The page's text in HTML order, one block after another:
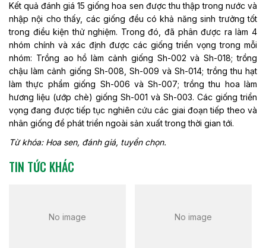
Kết quả đánh giá 15 giống hoa sen được thu thập trong nước và
nhập nội cho thấy, các giống đều có khả năng sinh trưởng tốt
trong điều kiện thử nghiệm. Trong đó, đã phân được ra làm 4
nhóm chính và xác định được các giống triển vọng trong mỗi
nhóm: Trồng ao hồ làm cảnh giống Sh-002 và Sh-018; trồng
chậu làm cảnh giống Sh-008, Sh-009 và Sh-014; trồng thu hạt
làm thực phẩm giống Sh-006 và Sh-007; trồng thu hoa làm
hương liệu (ướp chè) giống Sh-001 và Sh-003. Các giống triển
vọng đang được tiếp tục nghiên cứu các giai đoạn tiếp theo và
nhân giống để phát triển ngoài sản xuất trong thời gian tới.
Từ khóa: Hoa sen, đánh giá, tuyển chọn.
TIN TỨC KHÁC
No image No image